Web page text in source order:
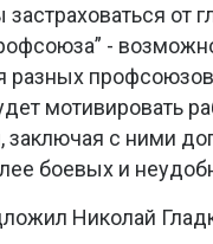
от
-
разных
мотивировать
заключая с ними
боевых и
Николай